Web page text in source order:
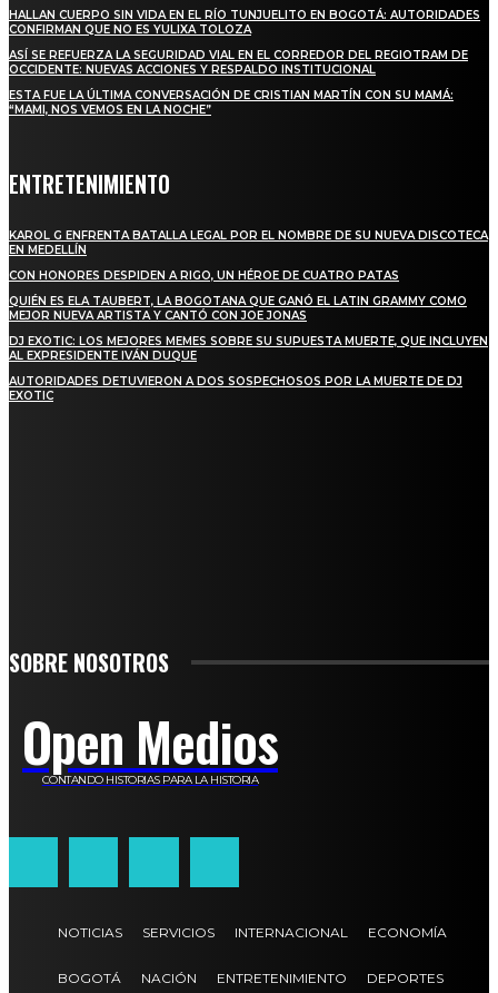
HALLAN CUERPO SIN VIDA EN EL RÍO TUNJUELITO EN BOGOTÁ: AUTORIDADES
CONFIRMAN QUE NO ES YULIXA TOLOZA
ASÍ SE REFUERZA LA SEGURIDAD VIAL EN EL CORREDOR DEL REGIOTRAM DE
OCCIDENTE: NUEVAS ACCIONES Y RESPALDO INSTITUCIONAL
ESTA FUE LA ÚLTIMA CONVERSACIÓN DE CRISTIAN MARTÍN CON SU MAMÁ:
“MAMI, NOS VEMOS EN LA NOCHE”
ENTRETENIMIENTO
KAROL G ENFRENTA BATALLA LEGAL POR EL NOMBRE DE SU NUEVA DISCOTECA
EN MEDELLÍN
CON HONORES DESPIDEN A RIGO, UN HÉROE DE CUATRO PATAS
QUIÉN ES ELA TAUBERT, LA BOGOTANA QUE GANÓ EL LATIN GRAMMY COMO
MEJOR NUEVA ARTISTA Y CANTÓ CON JOE JONAS
DJ EXOTIC: LOS MEJORES MEMES SOBRE SU SUPUESTA MUERTE, QUE INCLUYEN
AL EXPRESIDENTE IVÁN DUQUE
AUTORIDADES DETUVIERON A DOS SOSPECHOSOS POR LA MUERTE DE DJ
EXOTIC
SOBRE NOSOTROS
Open Medios
CONTANDO HISTORIAS PARA LA HISTORIA
NOTICIAS SERVICIOS INTERNACIONAL ECONOMÍA
BOGOTÁ NACIÓN ENTRETENIMIENTO DEPORTES